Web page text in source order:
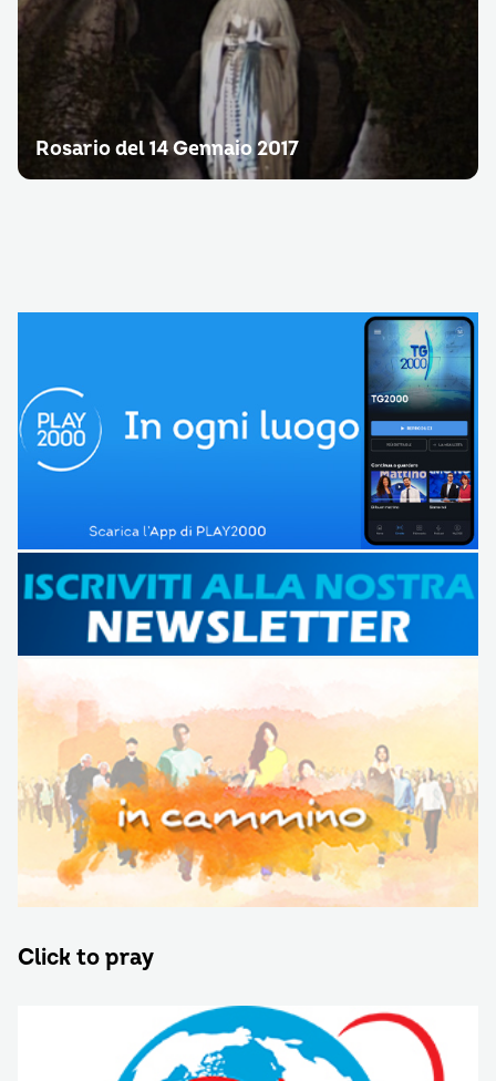
Rosario del 14 Gennaio 2017
Click to pray